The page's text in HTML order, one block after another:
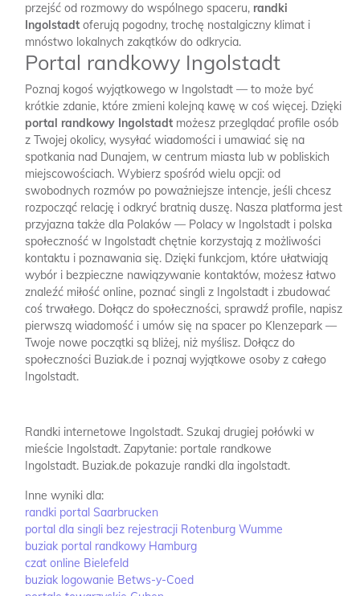
przejść od rozmowy do wspólnego spaceru, randki
Ingolstadt oferują pogodny, trochę nostalgiczny klimat i
mnóstwo lokalnych zakątków do odkrycia.
Portal randkowy Ingolstadt
Poznaj kogoś wyjątkowego w Ingolstadt — to może być
krótkie zdanie, które zmieni kolejną kawę w coś więcej. Dzięki
portal randkowy Ingolstadt możesz przeglądać profile osób
z Twojej okolicy, wysyłać wiadomości i umawiać się na
spotkania nad Dunajem, w centrum miasta lub w pobliskich
miejscowościach. Wybierz spośród wielu opcji: od
swobodnych rozmów po poważniejsze intencje, jeśli chcesz
rozpocząć relację i odkryć bratnią duszę. Nasza platforma jest
przyjazna także dla Polaków — Polacy w Ingolstadt i polska
społeczność w Ingolstadt chętnie korzystają z możliwości
kontaktu i poznawania się. Dzięki funkcjom, które ułatwiają
wybór i bezpieczne nawiązywanie kontaktów, możesz łatwo
znaleźć miłość online, poznać singli z Ingolstadt i zbudować
coś trwałego. Dołącz do społeczności, sprawdź profile, napisz
pierwszą wiadomość i umów się na spacer po Klenzepark —
Twoje nowe początki są bliżej, niż myślisz. Dołącz do
społeczności Buziak.de i poznaj wyjątkowe osoby z całego
Ingolstadt.
Randki internetowe Ingolstadt. Szukaj drugiej połówki w
mieście Ingolstadt. Zapytanie: portale randkowe
Ingolstadt. Buziak.de pokazuje randki dla ingolstadt.
Inne wyniki dla:
randki portal Saarbrucken
portal dla singli bez rejestracji Rotenburg Wumme
buziak portal randkowy Hamburg
czat online Bielefeld
buziak logowanie Betws-y-Coed